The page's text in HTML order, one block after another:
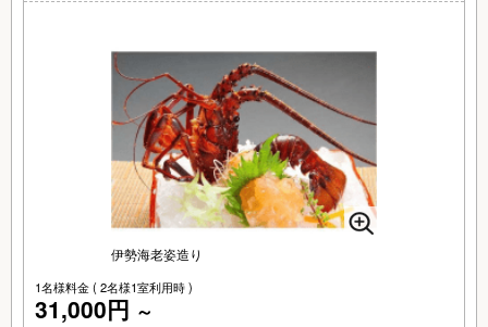
伊勢海老姿造り
1名様料金( 2名様1室利用時 )
31,000円 ～